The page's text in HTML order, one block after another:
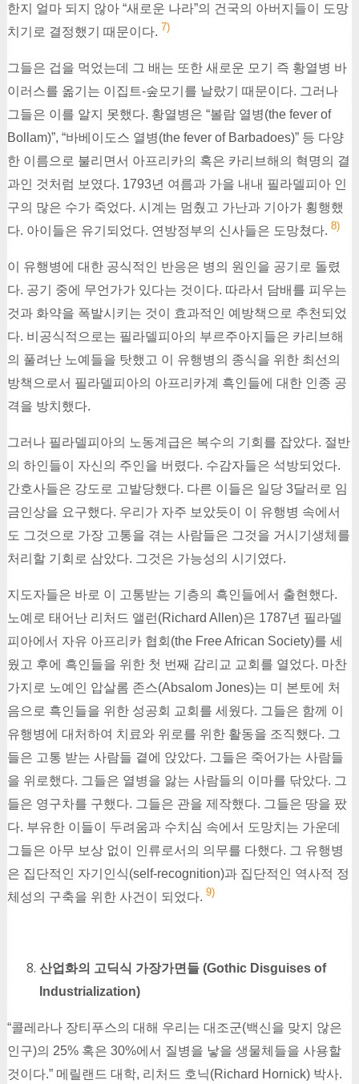
한지 얼마 되지 않아 “새로운 나라”의 건국의 아버지들이 도망
치기로 결정했기 때문이다. 7)
그들은 겁을 먹었는데 그 배는 또한 새로운 모기 즉 황열병 바
이러스를 옮기는 이집트-숲모기를 날랐기 때문이다. 그러나
그들은 이를 알지 못했다. 황열병은 “볼람 열병(the fever of
Bollam)”, “바베이도스 열병(the fever of Barbadoes)” 등 다양
한 이름으로 불리면서 아프리카의 혹은 카리브해의 혁명의 결
과인 것처럼 보였다. 1793년 여름과 가을 내내 필라델피아 인
구의 많은 수가 죽었다. 시계는 멈췄고 가난과 기아가 횡행했
다. 아이들은 유기되었다. 연방정부의 신사들은 도망쳤다. 8)
이 유행병에 대한 공식적인 반응은 병의 원인을 공기로 돌렸
다. 공기 중에 무언가가 있다는 것이다. 따라서 담배를 피우는
것과 화약을 폭발시키는 것이 효과적인 예방책으로 추천되었
다. 비공식적으로는 필라델피아의 부르주아지들은 카리브해
의 풀려난 노예들을 탓했고 이 유행병의 종식을 위한 최선의
방책으로서 필라델피아의 아프리카계 흑인들에 대한 인종 공
격을 방치했다.
그러나 필라델피아의 노동계급은 복수의 기회를 잡았다. 절반
의 하인들이 자신의 주인을 버렸다. 수감자들은 석방되었다.
간호사들은 강도로 고발당했다. 다른 이들은 일당 3달러로 임
금인상을 요구했다. 우리가 자주 보았듯이 이 유행병 속에서
도 그것으로 가장 고통을 겪는 사람들은 그것을 거시기생체를
처리할 기회로 삼았다. 그것은 가능성의 시기였다.
지도자들은 바로 이 고통받는 기층의 흑인들에서 출현했다.
노예로 태어난 리처드 앨런(Richard Allen)은 1787년 필라델
피아에서 자유 아프리카 협회(the Free African Society)를 세
웠고 후에 흑인들을 위한 첫 번째 감리교 교회를 열었다. 마찬
가지로 노예인 압살롬 존스(Absalom Jones)는 미 본토에 처
음으로 흑인들을 위한 성공회 교회를 세웠다. 그들은 함께 이
유행병에 대처하여 치료와 위로를 위한 활동을 조직했다. 그
들은 고통 받는 사람들 곁에 앉았다. 그들은 죽어가는 사람들
을 위로했다. 그들은 열병을 앓는 사람들의 이마를 닦았다. 그
들은 영구차를 구했다. 그들은 관을 제작했다. 그들은 땅을 팠
다. 부유한 이들이 두려움과 수치심 속에서 도망치는 가운데
그들은 아무 보상 없이 인류로서의 의무를 다했다. 그 유행병
은 집단적인 자기인식(self-recognition)과 집단적인 역사적 정
체성의 구축을 위한 사건이 되었다. 9)
산업화의 고딕식 가장가면들 (Gothic Disguises of
Industrialization)
“콜레라나 장티푸스의 대해 우리는 대조군(백신을 맞지 않은
인구)의 25% 혹은 30%에서 질병을 낳을 생물체들을 사용할
것이다.” 메릴랜드 대학, 리처드 호닉(Richard Hornick) 박사.